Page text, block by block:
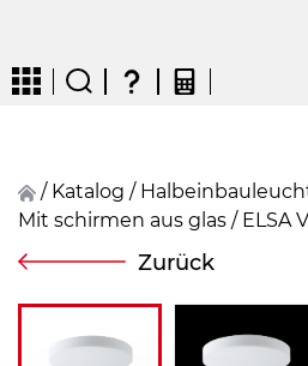
CZENDEFRFIN
/ Katalog /
Mit schirmen aus glas / ELSA V
Zurück